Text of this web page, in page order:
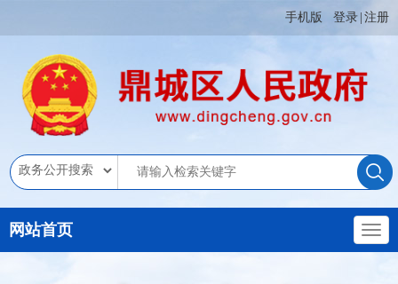
手机版 登录 注册
网站首页